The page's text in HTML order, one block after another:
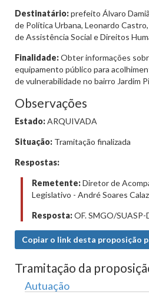
Destinatário:prefeito Álvaro
de Política Urbana, Leonardo
de Assistência Social e Direitos
Finalidade:Obter informações
equipamento público para
de vulnerabilidade no bairro Jardim
Observações
Estado:ARQUIVADA
Situação: Tramitação finalizada
Respostas:
Remetente:Diretor de
Legislativo - André Soares
Resposta:OF. SMGO/SUASP-
Copiar o link desta proposição
Tramitação da
Autuação